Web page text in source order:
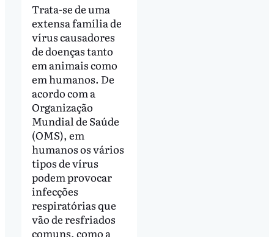
Trata-se de uma
extensa família de
vírus causadores
de doenças tanto
em animais como
em humanos. De
acordo com a
Organização
Mundial de Saúde
(OMS), em
humanos os vários
tipos de vírus
podem provocar
infecções
respiratórias que
vão de resfriados
comuns, como a